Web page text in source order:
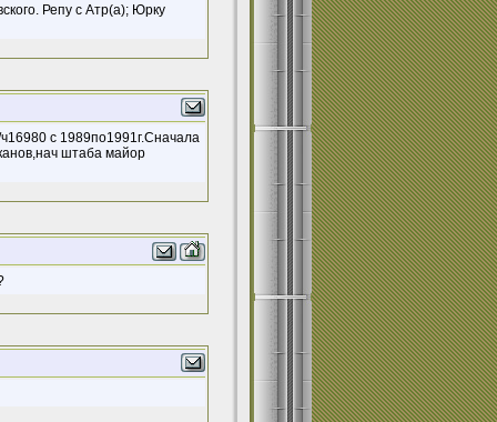
Репу с Атр(а); Юрку
с 1989по1991г.Сначала
штаба майор